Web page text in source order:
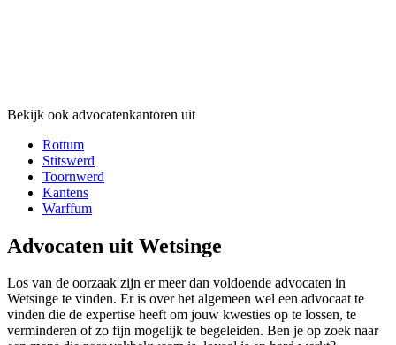
Bekijk ook advocatenkantoren uit
Rottum
Stitswerd
Toornwerd
Kantens
Warffum
Advocaten uit Wetsinge
Los van de oorzaak zijn er meer dan voldoende advocaten in
Wetsinge te vinden. Er is over het algemeen wel een advocaat te
vinden die de expertise heeft om jouw kwesties op te lossen, te
verminderen of zo fijn mogelijk te begeleiden. Ben je op zoek naar